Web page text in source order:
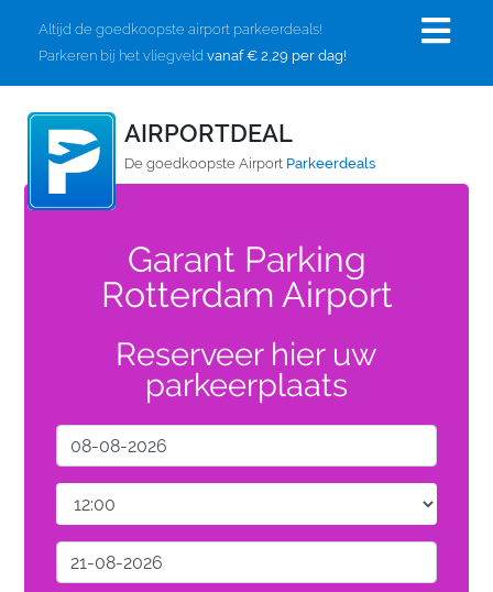
Altijd de goedkoopste airport parkeerdeals!
Parkeren bij het vliegveld vanaf € 2,29 per dag!
AIRPORTDEAL
De goedkoopste Airport Parkeerdeals
Garant Parking
Rotterdam Airport
Reserveer hier uw
parkeerplaats